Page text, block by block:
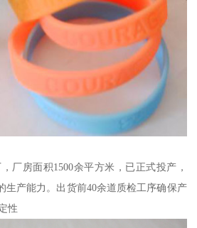
厂房面积1500余平方米，已正式投产，
生产能力。出货前40余道质检工序确保产
性